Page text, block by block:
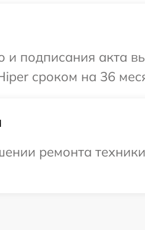
и подписания
сроком на 36
ремонта